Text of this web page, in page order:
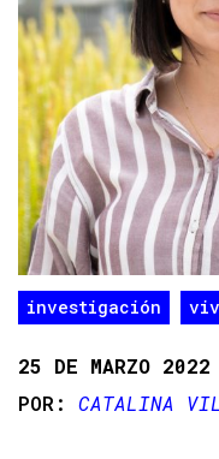
investigación
25 DE MARZO 2022
CATALINA